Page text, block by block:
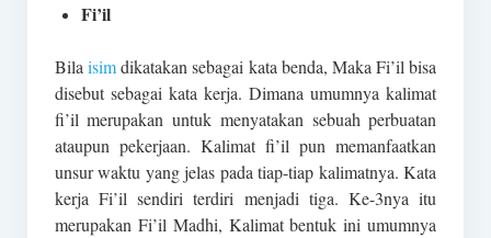
Fi’il
Bila isimdikatakan sebagai kata benda, Maka Fi’il bisa
disebut sebagai kata kerja. Dimana umumnya kalimat
fi’il merupakan untuk menyatakan sebuah perbuatan
ataupun pekerjaan. Kalimat fi’il pun memanfaatkan
unsur waktu yang jelas pada tiap-tiap kalimatnya. Kata
kerja Fi’il sendiri terdiri menjadi tiga. Ke-3nya itu
merupakan Fi’il Madhi, Kalimat bentuk ini umumnya